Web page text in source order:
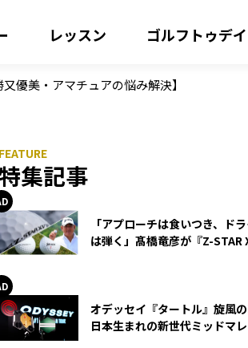
レッスン ゴルフトゥデイ
優美・アマチュアの悩み解決】
集記事
「アプローチは食いつき、ド
は弾く」髙橋竜彦が『Z-STAR
オデッセイ『タートル』旋風の
日本生まれの新世代ミッドマ